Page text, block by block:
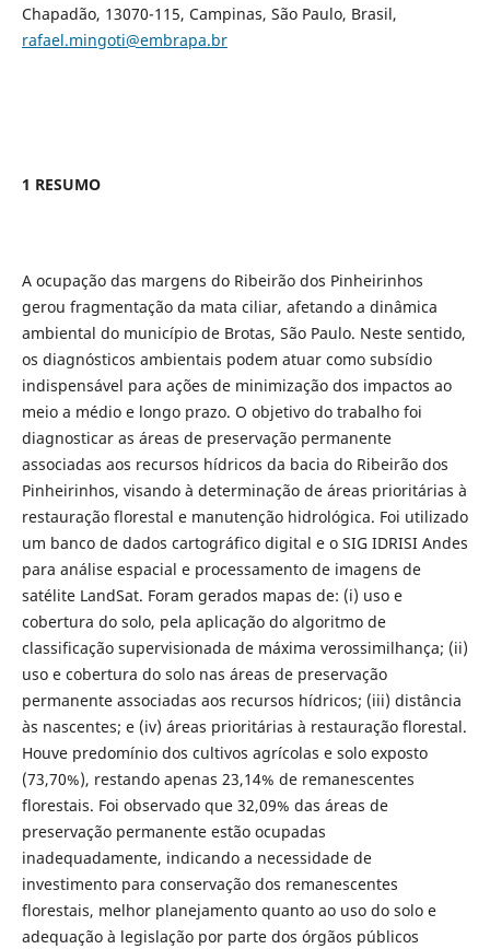
Chapadão, 13070-115, Campinas, São Paulo, Brasil,
rafael.mingoti@embrapa.br
1 RESUMO
A ocupação das margens do Ribeirão dos Pinheirinhos
gerou fragmentação da mata ciliar, afetando a dinâmica
ambiental do município de Brotas, São Paulo. Neste sentido,
os diagnósticos ambientais podem atuar como subsídio
indispensável para ações de minimização dos impactos ao
meio a médio e longo prazo. O objetivo do trabalho foi
diagnosticar as áreas de preservação permanente
associadas aos recursos hídricos da bacia do Ribeirão dos
Pinheirinhos, visando à determinação de áreas prioritárias à
restauração florestal e manutenção hidrológica. Foi utilizado
um banco de dados cartográfico digital e o SIG IDRISI Andes
para análise espacial e processamento de imagens de
satélite LandSat. Foram gerados mapas de: (i) uso e
cobertura do solo, pela aplicação do algoritmo de
classificação supervisionada de máxima verossimilhança; (ii)
uso e cobertura do solo nas áreas de preservação
permanente associadas aos recursos hídricos; (iii) distância
às nascentes; e (iv) áreas prioritárias à restauração florestal.
Houve predomínio dos cultivos agrícolas e solo exposto
(73,70%), restando apenas 23,14% de remanescentes
florestais. Foi observado que 32,09% das áreas de
preservação permanente estão ocupadas
inadequadamente, indicando a necessidade de
investimento para conservação dos remanescentes
florestais, melhor planejamento quanto ao uso do solo e
adequação à legislação por parte dos órgãos públicos